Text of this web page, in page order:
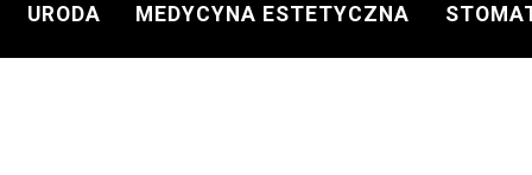
URODA MEDYCYNA ESTETYCZNA